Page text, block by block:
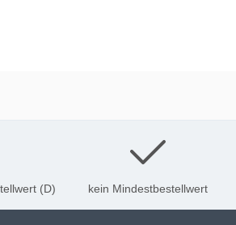
(D) kein Mindestbestellwert